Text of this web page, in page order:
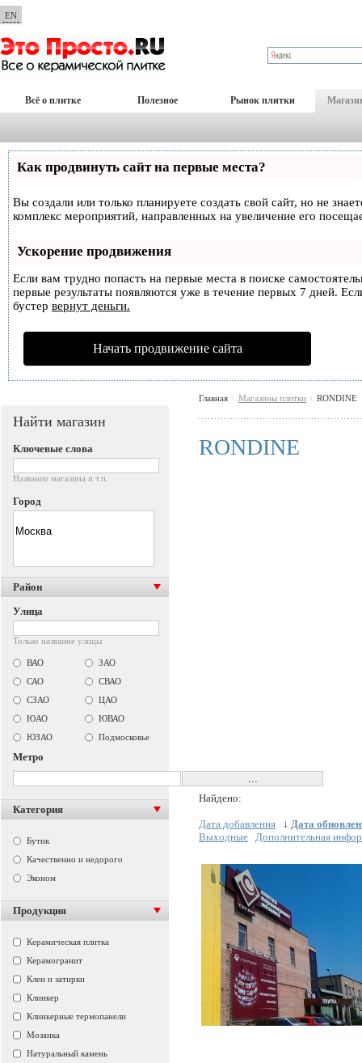
EN
Всё о плитке Полезное Рынок плитки
Как продвинуть сайт на первые места?
Вы создали или только планируете создать свой сайт, но не
комплекс мероприятий, направленных на увеличение его
Ускорение продвижения
Если вам трудно попасть на первые места в поиске
первые результаты появляются уже в течение первых 7 дней.
бустер вернут деньги.
Начать продвижение сайта
Главная \ Магазины плитки \ RONDINE
RONDINE
Найдено:
Дата добавления ↓ Дата
Выходные
Дополнительная
Найти магазин
Ключевые слова
Название магазина и т.п.
Город
Район
Улица
Только название улицы
ВАО
ЗАО
САО
СВАО
СЗАО
ЦАО
ЮАО
ЮВАО
ЮЗАО
Подмосковье
Метро
Категория
Бутик
Качественно и недорого
Эконом
Продукция
Керамическая плитка
Керамогранит
Клеи и затирки
Клинкер
Клинкерные термопанели
Мозаика
Натуральный камень